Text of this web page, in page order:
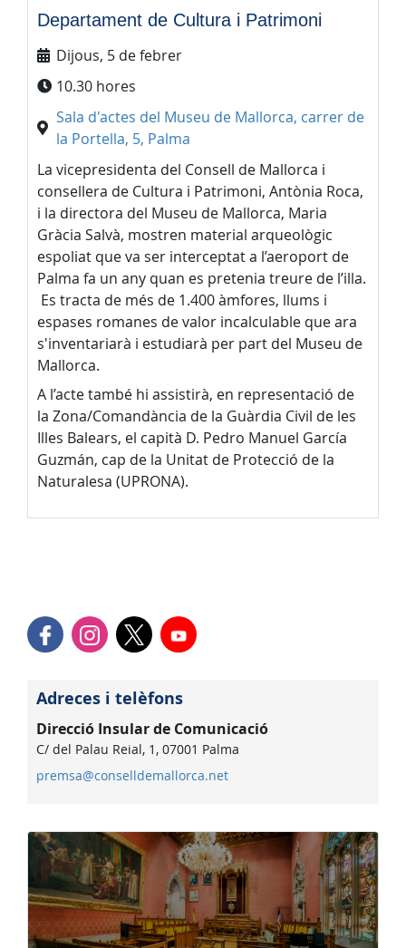
Departament de Cultura i Patrimoni
Dijous, 5 de febrer
10.30 hores
Sala d'actes del Museu de Mallorca, carrer de
la Portella, 5, Palma
La vicepresidenta del Consell de Mallorca i
consellera de Cultura i Patrimoni, Antònia Roca,
i la directora del Museu de Mallorca, Maria
Gràcia Salvà, mostren material arqueològic
espoliat que va ser interceptat a l’aeroport de
Palma fa un any quan es pretenia treure de l’illa.
Es tracta de més de 1.400 àmfores, llums i
espases romanes de valor incalculable que ara
s'inventariarà i estudiarà per part del Museu de
Mallorca.
A l’acte també hi assistirà, en representació de
la Zona/Comandància de la Guàrdia Civil de les
Illes Balears, el capità D. Pedro Manuel García
Guzmán, cap de la Unitat de Protecció de la
Naturalesa (UPRONA).
Adreces i telèfons
Direcció Insular de Comunicació
C/ del Palau Reial, 1, 07001 Palma
premsa@conselldemallorca.net